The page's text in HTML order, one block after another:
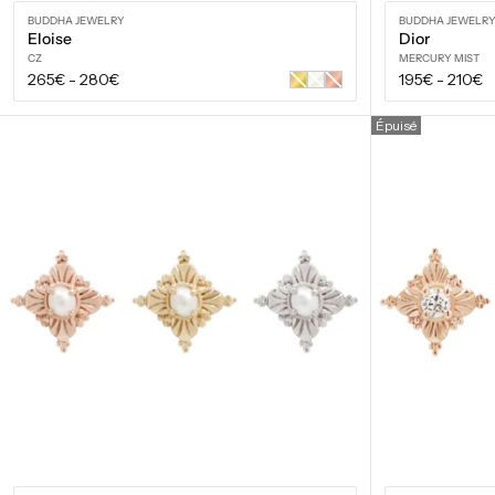
BUDDHA JEWELRY
Eloise
CZ
Prix
régulier
265€ - 280€
Or Or Or
BUDDHA JEWELRY
Dior
MERCURY MIST
Prix
régulier
195€ - 210€
Épuisé